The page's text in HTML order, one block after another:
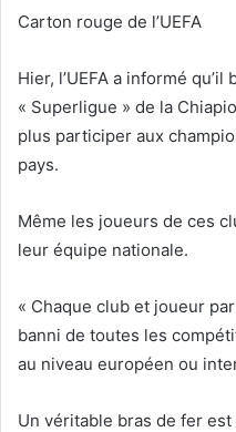
Carton rouge de l’UEFA
Hier, l’UEFA a informé
« Superligue » de la
plus participer aux
pays.
Même les joueurs de ces
leur équipe nationale.
« Chaque club et joueur
banni de toutes les
au niveau européen ou
Un véritable bras de fer